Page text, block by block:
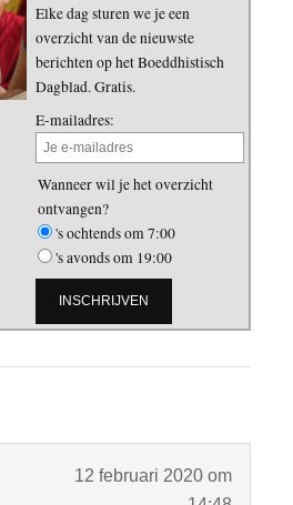
Elke dag sturen we je een
overzicht van de nieuwste
berichten op het Boeddhistisch
Dagblad. Gratis.
E-mailadres:
Wanneer wil je het overzicht
ontvangen?
's ochtends om 7:00
's avonds om 19:00
12 februari 2020 om